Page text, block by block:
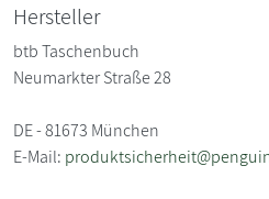
Hersteller
btb Taschenbuch
Neumarkter Straße 28
DE - 81673 München
E-Mail: